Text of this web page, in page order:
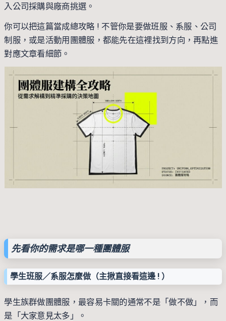
入公司採購與廠商挑選。
你可以把這篇當成總攻略 ! 不管你是要做班服、系服、公司
制服，或是活動用團體服，都能先在這裡找到方向，再點進
對應文章看細節。
先看你的需求是哪一種團體服
學生班服／系服怎麼做（主揪直接看這邊 ! ）
學生族群做團體服，最容易卡關的通常不是「做不做」，而
是「大家意見太多」。